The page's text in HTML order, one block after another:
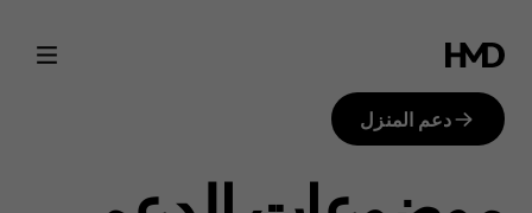
كيف
يمكنني
إعادة
دعم المنزل